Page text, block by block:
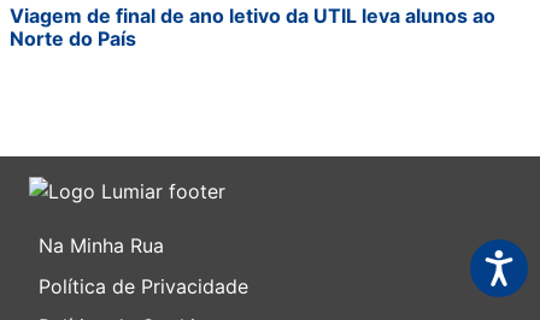
Viagem de final de ano letivo da UTIL leva alunos ao
Norte do País
Na Minha Rua
Política de Privacidade